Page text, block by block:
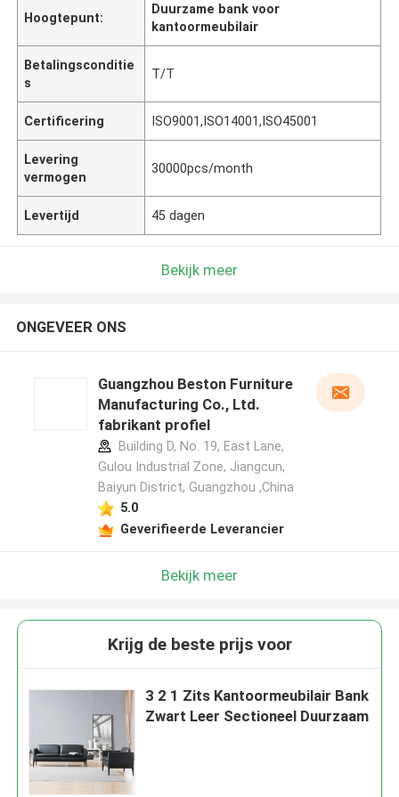
Hoogtepunt:
Duurzame bank voor
kantoormeubilair
Betalingsconditie
s
T/T
Certificering ISO9001,ISO14001,ISO45001
Levering
vermogen
30000pcs/month
Levertijd 45 dagen
Bekijk meer
ONGEVEER ONS
Guangzhou Beston Furniture
Manufacturing Co., Ltd.
fabrikant profiel
Building D, No. 19, East Lane,
Gulou Industrial Zone, Jiangcun,
Baiyun District, Guangzhou ,China
5.0
Geverifieerde Leverancier
Bekijk meer
Krijg de beste prijs voor
3 2 1 Zits Kantoormeubilair Bank
Zwart Leer Sectioneel Duurzaam